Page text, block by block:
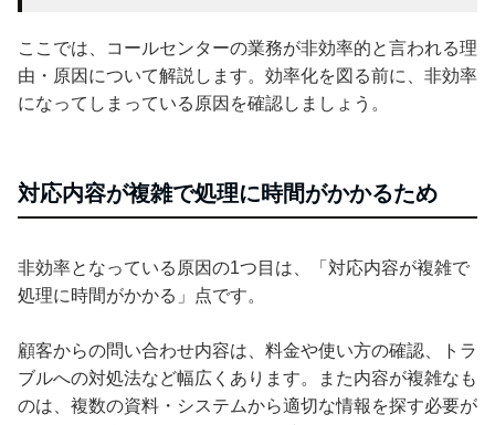
ここでは、コールセンターの業務が非効率的と言われる理
由・原因について解説します。効率化を図る前に、非効率
になってしまっている原因を確認しましょう。
対応内容が複雑で処理に時間がかかるため
非効率となっている原因の1つ目は、「対応内容が複雑で
処理に時間がかかる」点です。
顧客からの問い合わせ内容は、料金や使い方の確認、トラ
ブルへの対処法など幅広くあります。また内容が複雑なも
のは、複数の資料・システムから適切な情報を探す必要が